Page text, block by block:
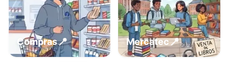
Compras📍 Mercatec📍